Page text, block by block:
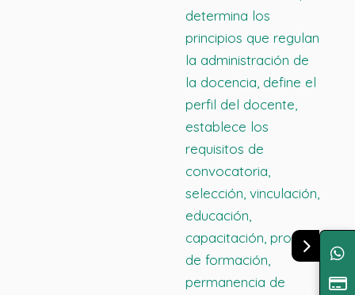
determina los
principios que regulan
la administración de
la docencia, define el
perfil del docente,
establece los
requisitos de
convocatoria,
selección, vinculación,
educación,
capacitación, proceso
de formación,
permanencia de